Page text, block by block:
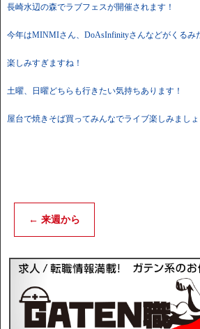
長崎水辺の森でラブフェスが開催されます！
今年はMINMIさん、DoAsInfinityさんなどがくるみ
楽しみすぎますね！
土曜、日曜どちらも行きたい気持ちあります！
屋台で焼きそば買ってみんなでライブ楽しみましょ
← 来週から